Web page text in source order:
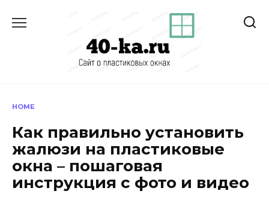
HOME
Как правильно установить
жалюзи на пластиковые
окна – пошаговая
инструкция с фото и видео